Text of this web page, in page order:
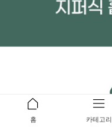
홈 카테고리